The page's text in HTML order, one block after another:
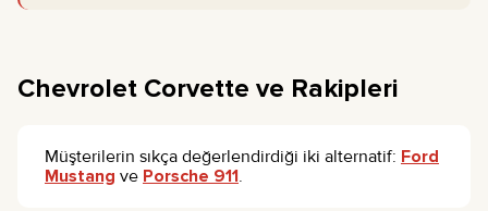
Chevrolet Corvette ve Rakipleri
Müşterilerin sıkça değerlendirdiği iki alternatif: Ford
Mustang ve Porsche 911.